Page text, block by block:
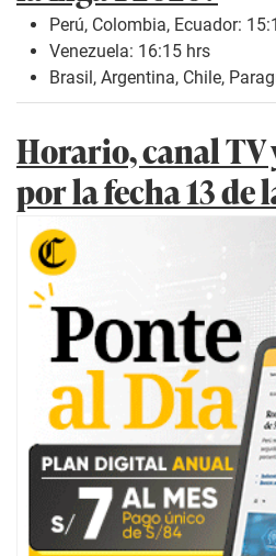
Perú, Colombia, Ecuador:
Venezuela: 16:15 hrs
Brasil, Argentina, Chile,
Horario, canal TV
por la fecha 13 de